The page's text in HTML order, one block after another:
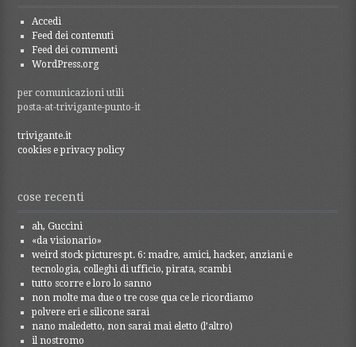
Accedi
Feed dei contenuti
Feed dei commenti
WordPress.org
per comunicazioni utili
posta-at-trivigante-punto-it
trivigante.it
cookies e privacy policy
cose recenti
ah, Guccini
«da visionario»
weird stock pictures pt. 6: madre, amici, hacker, anziani e
tecnologia, colleghi di ufficio, pirata, scambi
tutto scorre e loro lo sanno
non molte ma due o tre cose qua ce le ricordiamo
polvere eri e silicone sarai
nano maledetto, non sarai mai eletto (l’altro)
il nostromo